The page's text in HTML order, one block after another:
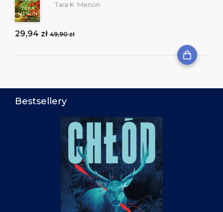
Tara K. Menon
29,94 zł 49,90 zł
Bestsellery